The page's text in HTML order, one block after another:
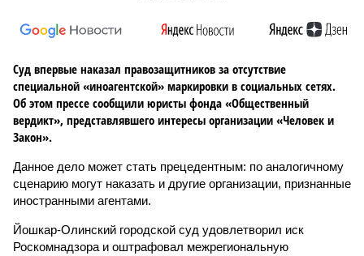
Суд впервые наказал правозащитников за отсутствие
специальной «иноагентской» маркировки в социальных сетях.
Об этом прессе сообщили юристы фонда «Общественный
вердикт», представлявшего интересы организации «Человек и
Закон».
Данное дело может стать прецедентным: по аналогичному
сценарию могут наказать и другие организации, признанные
иностранными агентами.
Йошкар-Олинский городской суд удовлетворил иск
Роскомнадзора и оштрафовал межрегиональную